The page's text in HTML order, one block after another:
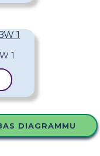
1
DIAGRAMMU